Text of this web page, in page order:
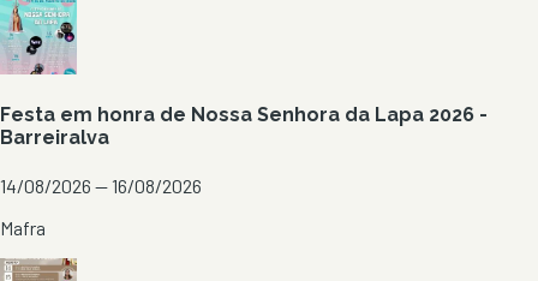
Festa em honra de Nossa Senhora da Lapa 2026 -
Barreiralva
14/08/2026 — 16/08/2026
Mafra